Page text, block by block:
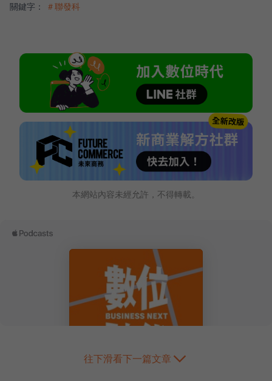
關鍵字： ＃聯發科
本網站內容未經允許，不得轉載。
往下滑看下一篇文章